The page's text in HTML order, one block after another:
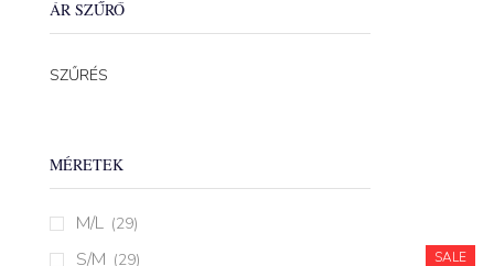
SALE
ÁR SZŰRŐ
SZŰRÉS
MÉRETEK
M/L (29)
S/M (29)